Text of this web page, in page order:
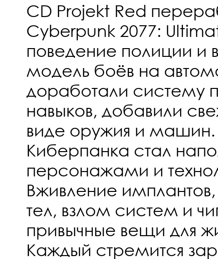
CD Projekt Red
Cyberpunk 2077:
поведение полиции и
модель боёв на
доработали систему
навыков, добавили
виде оружия и
Киберпанка стал
персонажами и
Вживление
тел, взлом систем и
привычные вещи для
Каждый стремится